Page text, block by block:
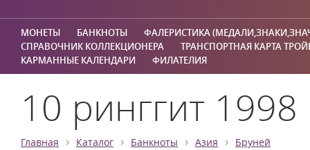
МОНЕТЫ БАНКНОТЫ
ФАЛЕРИСТИКА
СПРАВОЧНИК КОЛЛЕКЦИОНЕРА
ТРАНСПОРТНАЯ КАРТА
КАРМАННЫЕ КАЛЕНДАРИ
ФИЛАТЕЛИЯ
10 ринггит
Главная › Каталог › Банкноты › Азия › Бруней